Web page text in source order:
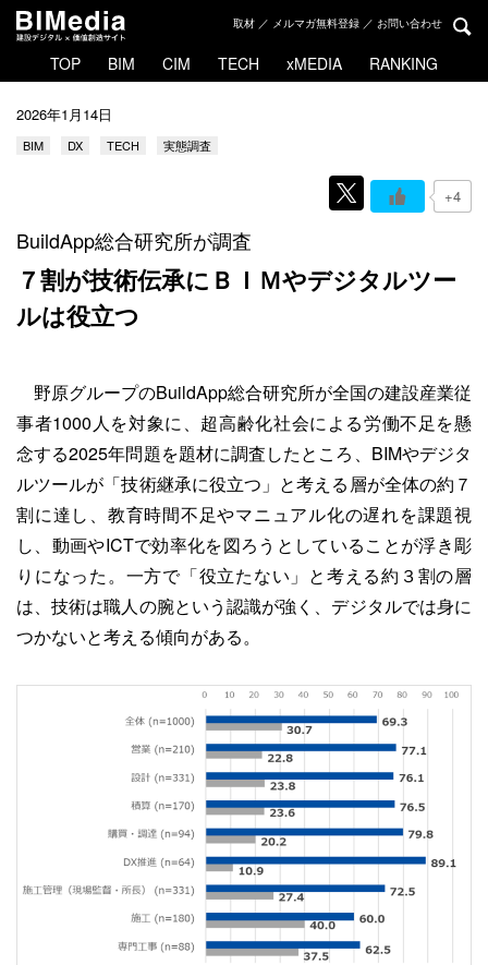
取材 ／ メルマガ無料登録 ／ お問い合わせ
TOP BIM CIM TECH xMEDIA RANKING
2026年1月14日
BIM DX TECH 実態調査
+4
BuildApp総合研究所が調査
７割が技術伝承にＢＩＭやデジタルツー
ルは役立つ
野原グループのBuildApp総合研究所が全国の建設産業従
事者1000人を対象に、超高齢化社会による労働不足を懸
念する2025年問題を題材に調査したところ、BIMやデジタ
ルツールが「技術継承に役立つ」と考える層が全体の約７
割に達し、教育時間不足やマニュアル化の遅れを課題視
し、動画やICTで効率化を図ろうとしていることが浮き彫
りになった。一方で「役立たない」と考える約３割の層
は、技術は職人の腕という認識が強く、デジタルでは身に
つかないと考える傾向がある。